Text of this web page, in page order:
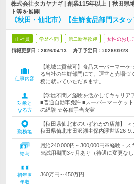
株式会社タカヤナギ | 創業115年以上｜秋田県
ト等を展開
《秋田・仙北市》【生鮮食品部門スタ
正社員 学歴不問 第二新卒歓迎 女性のおし
情報更新日：2026/04/13 終了予定日： 2026/09/28
仕事内容
【地域に貢献可】食品スーパーマー
る当社の生鮮部門にて、運営と売場づ
務に就いていただきます。
対象と
なる方
【学歴不問／経験を活かしてキャリア
■普通自動車免許 ■スーパーマーケッ
の経験 ☆各種手当充実
勤務地
【秋田県仙北市のいずれかの店舗】
秋田県仙北市田沢湖生保内浮世坂26‐9…
給与
月給240,000円～300,000円※経験・ス
※試用期間3ヶ月あり（待遇に変更なし
初年度
年収
360万円～450万円